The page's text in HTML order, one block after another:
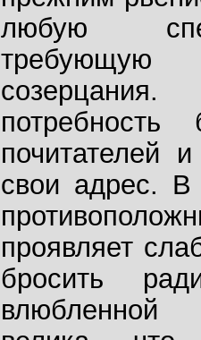
любую
требующую
почитателей
свои адрес. В
проявляет
бросить
влюбленной